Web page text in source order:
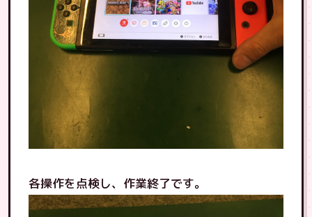
各操作を点検し、作業終了です。